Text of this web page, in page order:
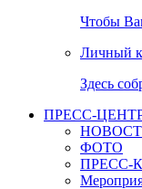
Чтобы
Личный
Здесь
ПРЕСС-
ФОТО
ПРЕСС-